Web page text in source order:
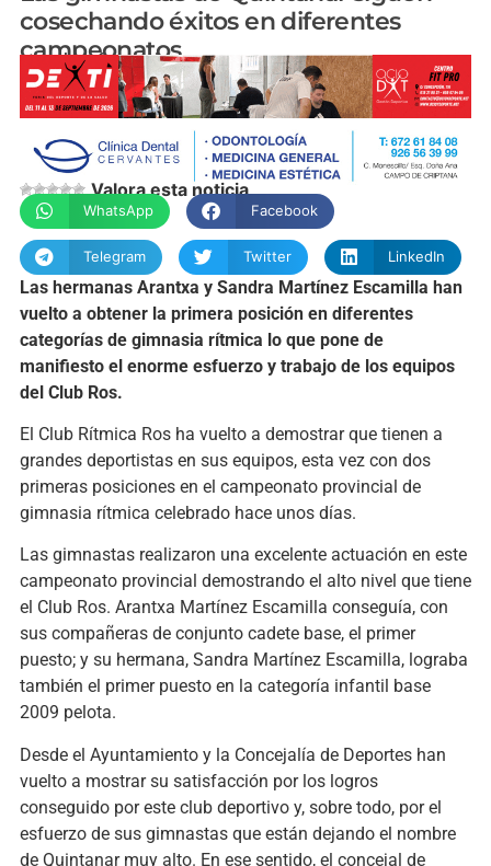
cosechando éxitos en diferentes
campeonatos
manchainformacion.com
Valora esta noticia
WhatsApp Facebook
Telegram Twitter LinkedIn
Las hermanas Arantxa y Sandra Martínez Escamilla han
vuelto a obtener la primera posición en diferentes
categorías de gimnasia rítmica lo que pone de
manifiesto el enorme esfuerzo y trabajo de los equipos
del Club Ros.
El Club Rítmica Ros ha vuelto a demostrar que tienen a
grandes deportistas en sus equipos, esta vez con dos
primeras posiciones en el campeonato provincial de
gimnasia rítmica celebrado hace unos días.
Las gimnastas realizaron una excelente actuación en este
campeonato provincial demostrando el alto nivel que tiene
el Club Ros. Arantxa Martínez Escamilla conseguía, con
sus compañeras de conjunto cadete base, el primer
puesto; y su hermana, Sandra Martínez Escamilla, lograba
también el primer puesto en la categoría infantil base
2009 pelota.
Desde el Ayuntamiento y la Concejalía de Deportes han
vuelto a mostrar su satisfacción por los logros
conseguido por este club deportivo y, sobre todo, por el
esfuerzo de sus gimnastas que están dejando el nombre
de Quintanar muy alto. En ese sentido, el concejal de